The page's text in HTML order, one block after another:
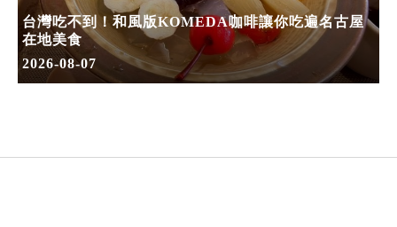
台灣吃不到！和風版KOMEDA咖啡讓你吃遍名古屋
在地美食
2026-08-07